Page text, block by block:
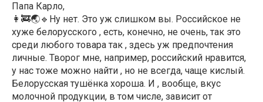
Папа Карло,
👩‍🚒🌏🔹Ну нет. Это уж слишком вы. Российское не
хуже белорусского , есть, конечно, не очень, так это
среди любого товара так , здесь уж предпочтения
личные. Творог мне, например, российский нравится,
у нас тоже можно найти , но не всегда, чаще кислый.
Белорусская тушёнка хороша. И , вообще, вкус
молочной продукции, в том числе, зависит от